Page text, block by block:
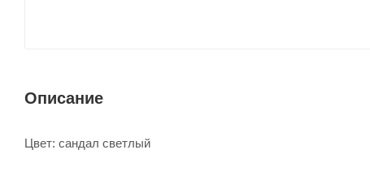
Описание
Цвет: сандал светлый